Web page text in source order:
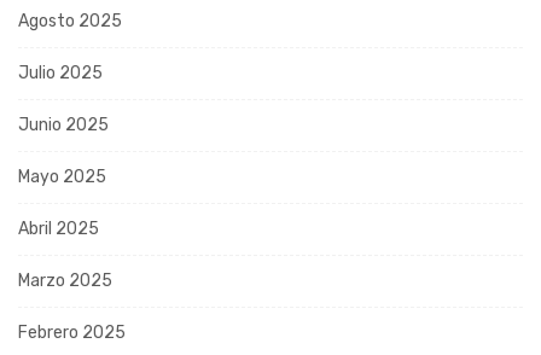
Agosto 2025
Julio 2025
Junio 2025
Mayo 2025
Abril 2025
Marzo 2025
Febrero 2025